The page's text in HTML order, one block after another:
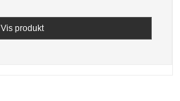
Vis produkt